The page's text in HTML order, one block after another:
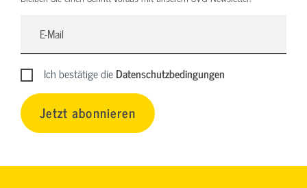
Ich bestätige dieDatenschutzbedingungen
Jetzt abonnieren